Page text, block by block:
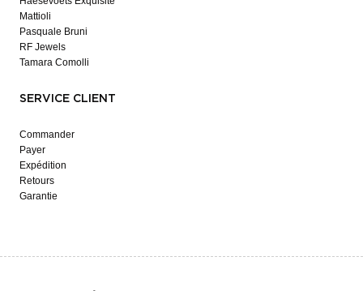
Mattioli
Pasquale Bruni
RF Jewels
Tamara Comolli
SERVICE CLIENT
Commander
Payer
Expédition
Retours
Garantie